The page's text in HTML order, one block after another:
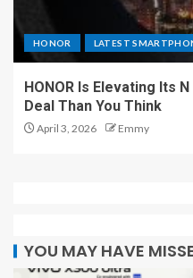
HONOR LATEST
HONOR Is Elevating Its
Deal Than You Think
April 3, 2026 Emmy
YOU MAY HAVE